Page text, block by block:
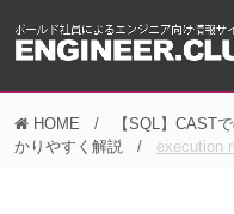
HOME
【SQL】CAST
かりやすく解説
execution